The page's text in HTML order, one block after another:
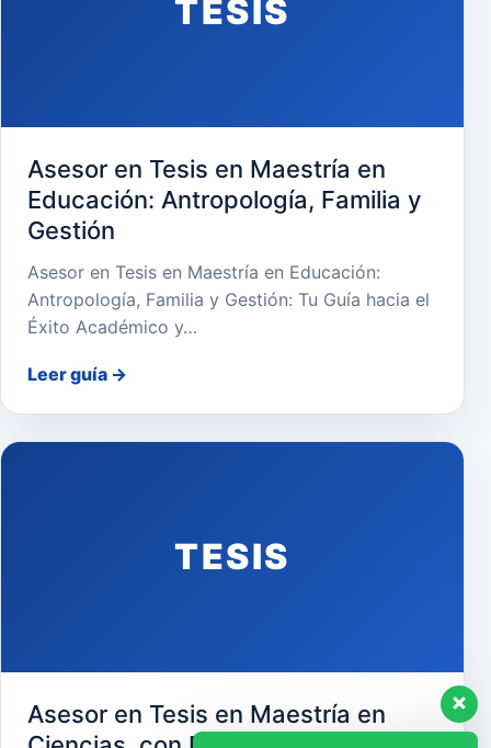
TESIS
Asesor en Tesis en Maestría en
Educación: Antropología, Familia y
Gestión
Asesor en Tesis en Maestría en Educación:
Antropología, Familia y Gestión: Tu Guía hacia el
Éxito Académico y…
Leer guía →
TESIS
Asesor en Tesis en Maestría en